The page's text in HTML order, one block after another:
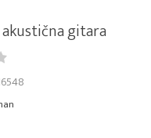
gitara